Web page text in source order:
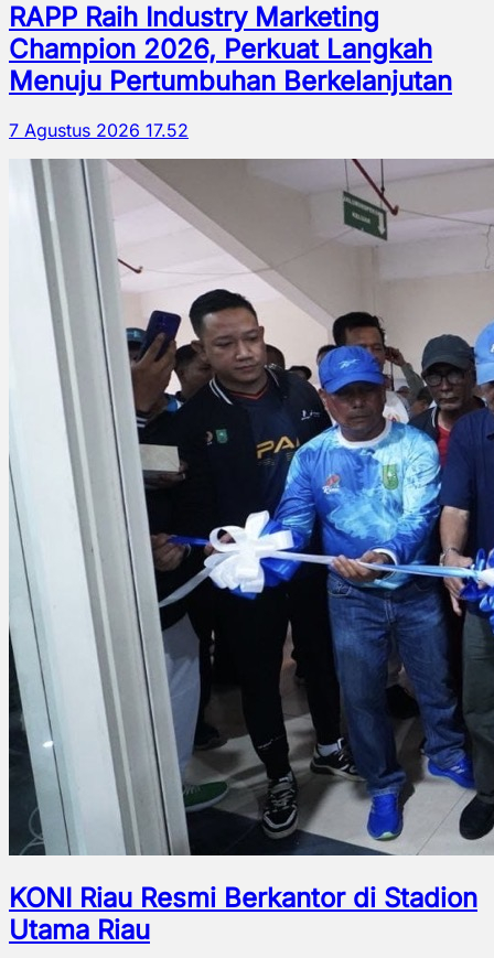
RAPP Raih Industry Marketing
Champion 2026, Perkuat Langkah
Menuju Pertumbuhan Berkelanjutan
7 Agustus 2026 17.52
KONI Riau Resmi Berkantor di Stadion
Utama Riau